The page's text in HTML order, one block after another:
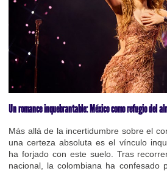
Un romance inquebrantable: México como refugio del
Más allá de la incertidumbre sobre el
una certeza absoluta es el vínculo
ha forjado con este suelo. Tras
nacional, la colombiana ha confesado